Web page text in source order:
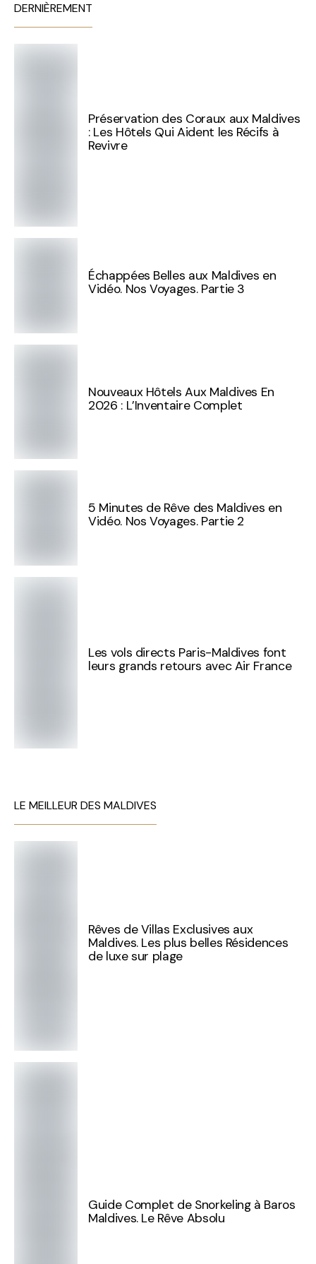
DERNIÈREMENT
Préservation des Coraux aux Maldives
: Les Hôtels Qui Aident les Récifs à
Revivre
Échappées Belles aux Maldives en
Vidéo. Nos Voyages. Partie 3
Nouveaux Hôtels Aux Maldives En
2026 : L’Inventaire Complet
5 Minutes de Rêve des Maldives en
Vidéo. Nos Voyages. Partie 2
Les vols directs Paris-Maldives font
leurs grands retours avec Air France
LE MEILLEUR DES MALDIVES
Rêves de Villas Exclusives aux
Maldives. Les plus belles Résidences
de luxe sur plage
Guide Complet de Snorkeling à Baros
Maldives. Le Rêve Absolu